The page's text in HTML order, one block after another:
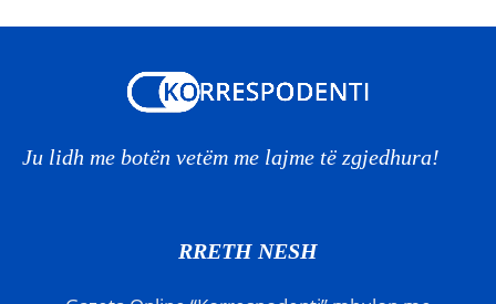
Ju lidh me botën vetëm me lajme të zgjedhura!
RRETH NESH